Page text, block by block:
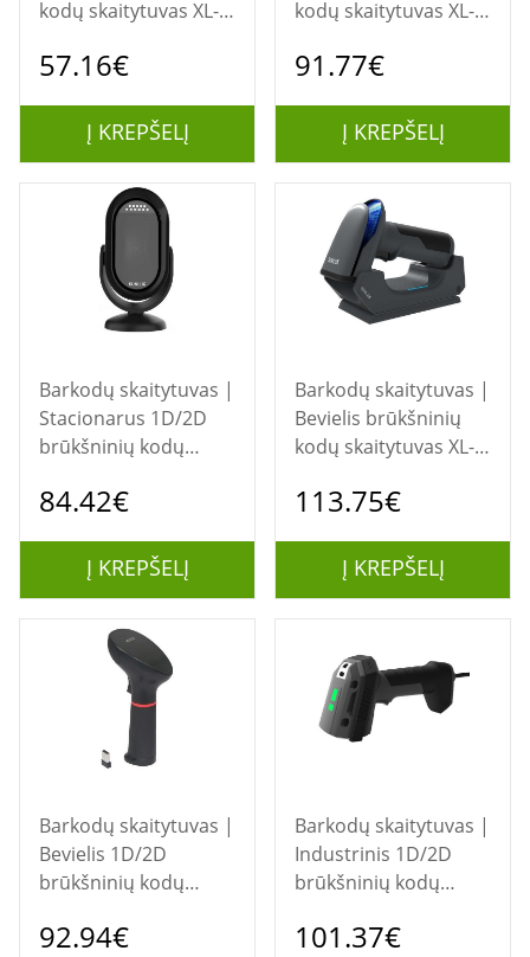
kodų skaitytuvas XL-
57.16€
Į KREPŠELĮ
kodų skaitytuvas XL-
91.77€
Į KREPŠELĮ
Barkodų skaitytuvas |
Stacionarus 1D/2D
brūkšninių kodų
84.42€
Į KREPŠELĮ
Barkodų skaitytuvas |
Bevielis brūkšninių
kodų skaitytuvas XL-
113.75€
Į KREPŠELĮ
Barkodų skaitytuvas |
Bevielis 1D/2D
brūkšninių kodų
92.94€
Barkodų skaitytuvas |
Industrinis 1D/2D
brūkšninių kodų
101.37€